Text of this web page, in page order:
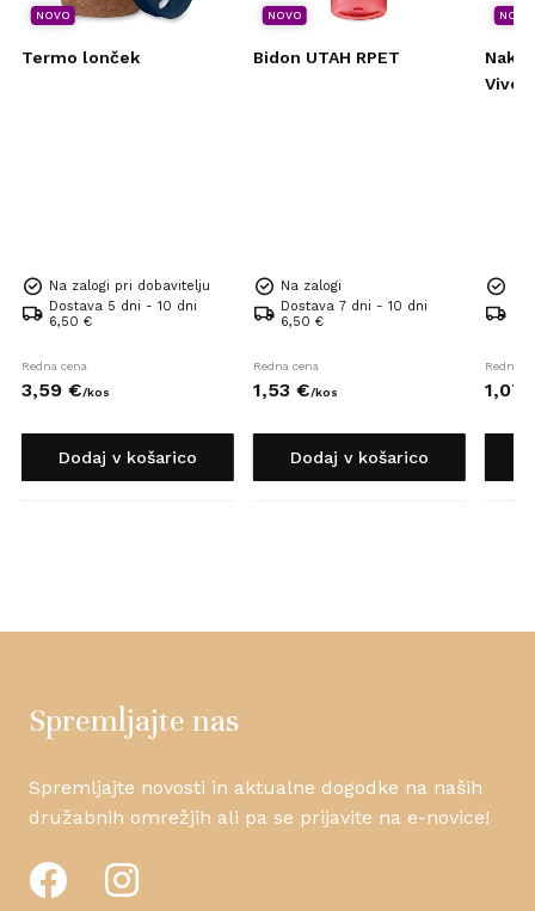
NOVO
Termo lonček
Na zalogi pri dobavitelju
Dostava 5 dni - 10 dni
6,50 €
Redna cena
3,59 €/kos
Dodaj v košarico
NOVO
Bidon UTAH RPET
Na zalogi
Dostava 7 dni - 10 dni
6,50 €
Redna cena
1,53 €/kos
Dodaj v košarico
NOVO
Redna
1,07
Spremljajte nas
Spremljajte novosti in aktualne dogodke na naših
družabnih omrežjih ali pa se prijavite na e-novice!